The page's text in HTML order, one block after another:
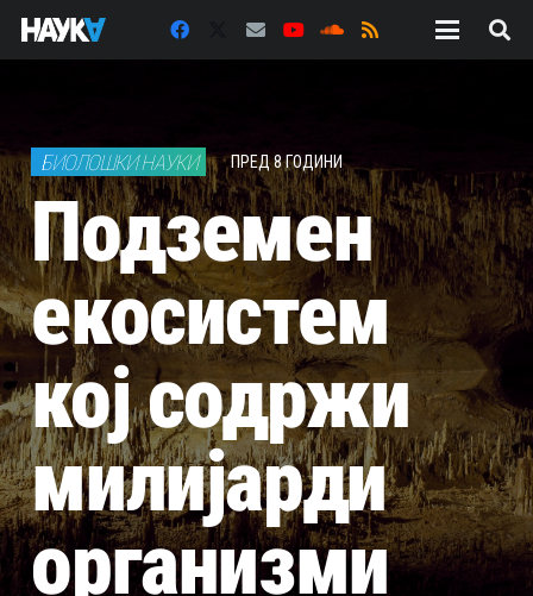
БИОЛОШКИ НАУКИ ПРЕД 8 ГОДИНИ
Подземен
екосистем
кој содржи
милијарди
организми